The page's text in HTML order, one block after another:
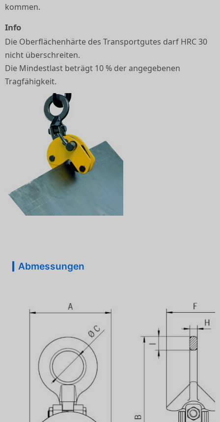
kommen.
Info
Die Oberflächenhärte des Transportgutes darf HRC 30
nicht überschreiten.
Die Mindestlast beträgt 10 % der angegebenen
Tragfähigkeit.
Abmessungen